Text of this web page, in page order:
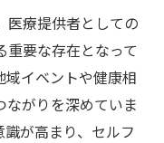
医療提供者としての
要な存在となって
域イベントや健康相
ながりを深めていま
が高まり、セルフ